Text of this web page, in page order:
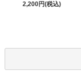
2,200円(税込)